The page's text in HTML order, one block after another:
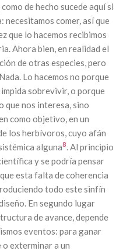
de hecho sucede aquí si
comer, así que
que lo hacemos recibimos
Ahora bien, en realidad el
de otras especies, pero
Lo hacemos no porque
sobrevivir, o porque
que nos interesa, sino
como objetivo, en un
los herbívoros, cuyo afán
alguna8. Al principio
y se podría pensar
esta falta de coherencia
todo este sinfín
En segundo lugar
de avance, depende
eventos: para ganar
exterminar a un